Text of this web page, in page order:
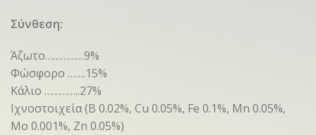
Σύνθεση:
Άζωτο……………9%
Φώσφορο …….15%
Κάλιο …………..27%
Ιχνοστοιχεία (B 0.02%, Cu 0.05%, Fe 0.1%, Mn 0.05%,
Mo 0.001%, Zn 0.05%)